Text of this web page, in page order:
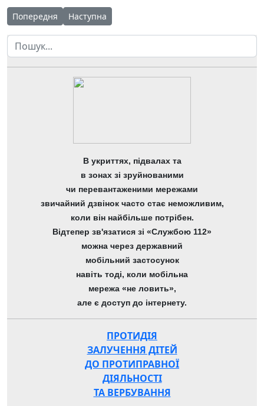
Попередня стаття: Звіт про заборгованість за
Попередня Наступна стаття: Звіт про надходження і
Наступна
Пошук
В укриттях, підвалах та
в зонах зі зруйнованими
чи перевантаженими мережами
звичайний дзвінок часто стає неможливим,
коли він найбільше потрібен.
Відтепер зв'язатися зі «Службою 112»
можна через державний
мобільний застосунок
навіть тоді, коли мобільна
мережа «не ловить»,
але є доступ до інтернету.
ПРОТИДІЯ
ЗАЛУЧЕННЯ ДІТЕЙ
ДО ПРОТИПРАВНОЇ
ДІЯЛЬНОСТІ
ТА ВЕРБУВАННЯ